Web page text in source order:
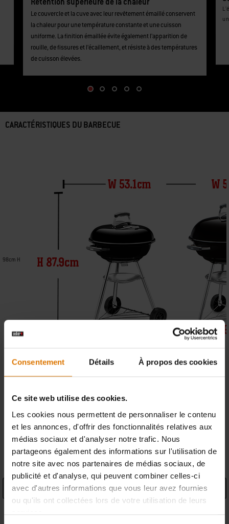
Consentement Détails À propos des cookies
Ce site web utilise des cookies.
Les cookies nous permettent de personnaliser le contenu
et les annonces, d'offrir des fonctionnalités relatives aux
médias sociaux et d'analyser notre trafic. Nous
partageons également des informations sur l'utilisation de
notre site avec nos partenaires de médias sociaux, de
publicité et d'analyse, qui peuvent combiner celles-ci
avec d'autres informations que vous leur avez fournies
ou qu'ils ont collectées lors de votre utilisation de leurs
services.
Rétention supérieure de la chaleur
Le couvercle et la cuve avec leur revêtement émaillé conservent
la chaleur pour une température constante et une cuisson
uniforme. La finition émaillée évite également l’apparition de
rouille, de fissures et l’écaillement, et résiste à des températures
De la place pour combien ?
13
Hamburgers
Caractéristiques produit